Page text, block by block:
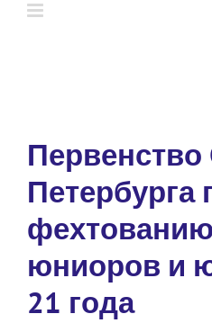
Первенство
Петербурга
юниоров и
21 года